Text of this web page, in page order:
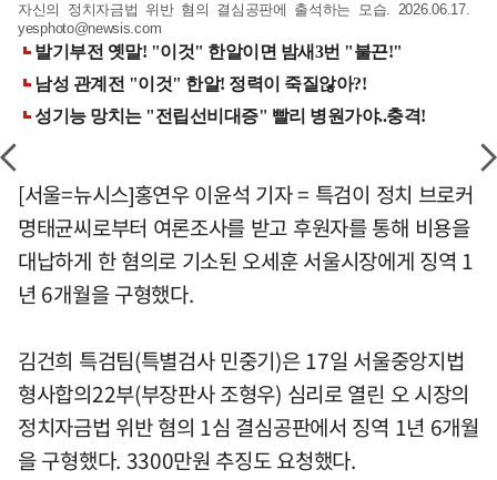
자신의 정치자금법 위반 혐의 결심공판에 출석하는 모습. 2026.06.17.
yesphoto@newsis.com
[서울=뉴시스]홍연우 이윤석 기자 = 특검이 정치 브로커
명태균씨로부터 여론조사를 받고 후원자를 통해 비용을
대납하게 한 혐의로 기소된 오세훈 서울시장에게 징역 1
년 6개월을 구형했다.
김건희 특검팀(특별검사 민중기)은 17일 서울중앙지법
형사합의22부(부장판사 조형우) 심리로 열린 오 시장의
정치자금법 위반 혐의 1심 결심공판에서 징역 1년 6개월
을 구형했다. 3300만원 추징도 요청했다.